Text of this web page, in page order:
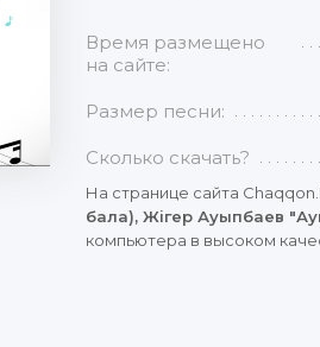
Время размещено
на сайте:
Размер песни:
Сколько скачать?
На странице сайта
бала), Жігер Ауыпбаев
компьютера в высоком